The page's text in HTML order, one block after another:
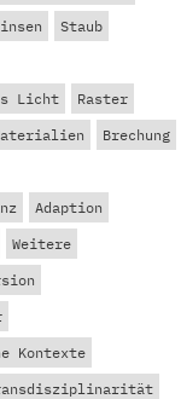
Staub
Licht
Raster
Brechung
Adaption
Weitere
Kontexte